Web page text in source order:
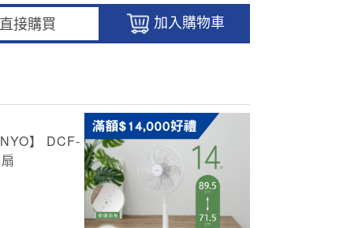
直接購買 加入購物車
】 DCF-